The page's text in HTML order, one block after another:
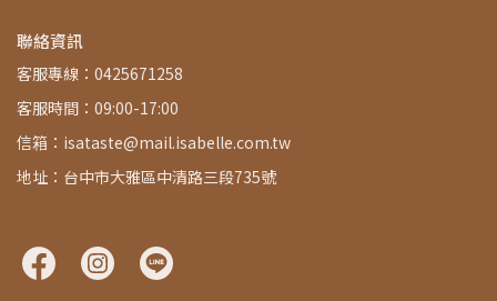
聯絡資訊
客服專線：0425671258
客服時間：09:00-17:00
信箱：isataste@mail.isabelle.com.tw
地址：台中市大雅區中清路三段735號